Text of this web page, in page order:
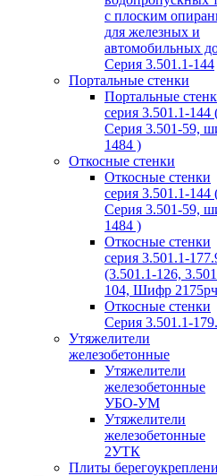
с плоским
для железных и
автомобильных
Серия 3.501.1-144
Портальные стенки
Портальные
серия 3.501.1-144
Серия 3.501-59,
1484 )
Откосные стенки
Откосные стенки
серия 3.501.1-144
Серия 3.501-59,
1484 )
Откосные стенки
серия 3.501.1-
(3.501.1-126,
104, Шифр
Откосные стенки
Серия 3.501.1-
Утяжелители
железобетонные
Утяжелители
железобетонные
УБО-УМ
Утяжелители
железобетонные
2УТК
Плиты